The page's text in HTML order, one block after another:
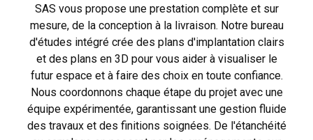
SAS vous propose une prestation complète et sur
mesure, de la conception à la livraison. Notre bureau
d'études intégré crée des plans d'implantation clairs
et des plans en 3D pour vous aider à visualiser le
futur espace et à faire des choix en toute confiance.
Nous coordonnons chaque étape du projet avec une
équipe expérimentée, garantissant une gestion fluide
des travaux et des finitions soignées. De l'étanchéité